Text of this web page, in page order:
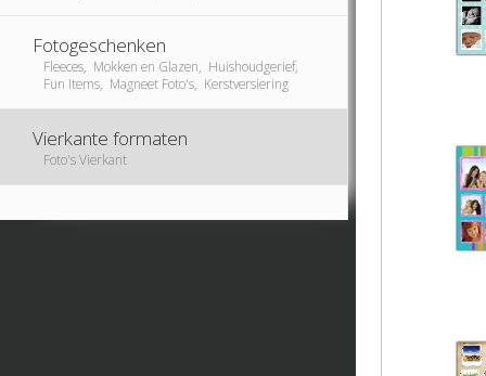
Fotogeschenken
Fleeces, Mokken en Glazen, Huishoudgerief,
Fun Items, Magneet Foto's, Kerstversiering
Vierkante formaten
Foto's Vierkant